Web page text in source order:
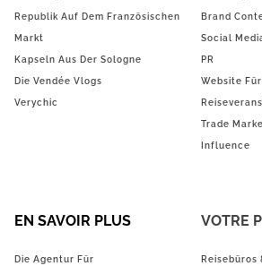
Republik Auf Dem Französischen
Markt
Kapseln Aus Der Sologne
Die Vendée Vlogs
Verychic
Brand
Social
PR
Website
Trade
Influence
EN SAVOIR PLUS
Die Agentur Für
VOTRE
Reisebüros